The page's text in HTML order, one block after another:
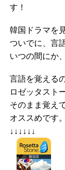
す！
韓国ドラマを
ついでに、言
いつの間にか
言語を覚える
ロゼッタスト
そのまま覚え
オススめです。
↓↓↓↓↓↓